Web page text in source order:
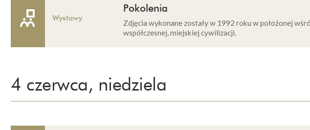
Wystawy
Pokolenia
Zdjęcia wykonane zostały w 1992 roku w położonej
współczesnej, miejskiej cywilizacji.
4 czerwca, niedziela